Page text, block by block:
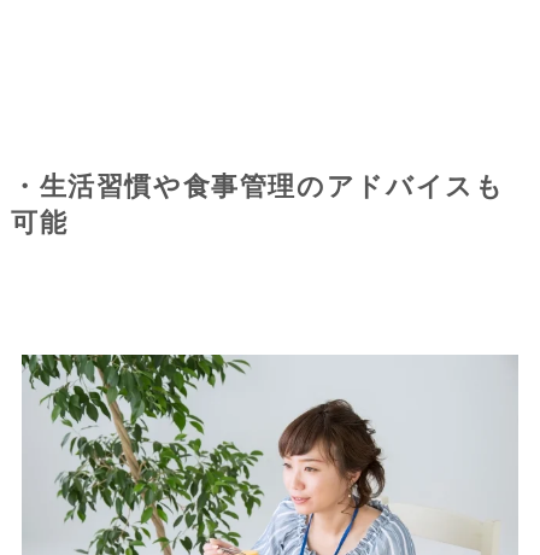
・生活習慣や食事管理のアドバイスも
可能